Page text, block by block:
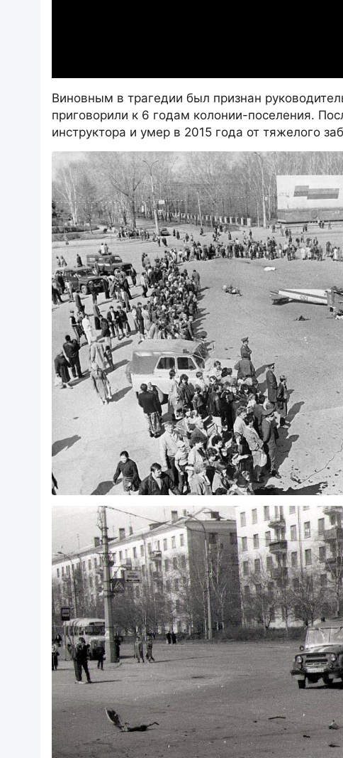
Виновным в трагедии был признан
приговорили к 6 годам колонии-поселения.
инструктора и умер в 2015 года от тяжелого